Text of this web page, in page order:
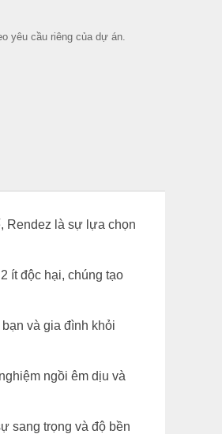
yêu cầu riêng của dự án.
Rendez là sự lựa chọn
ít độc hại, chúng tạo
và gia đình khỏi
ngồi êm dịu và
sang trọng và độ bền